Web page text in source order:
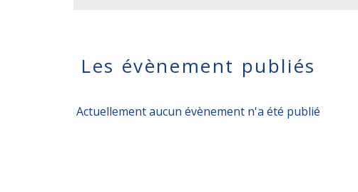
Les évènement publiés
Actuellement aucun évènement n'a été publié